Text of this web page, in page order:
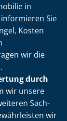
in
Sie
Kosten
wir die
durch
wir unsere
Sach­
wir